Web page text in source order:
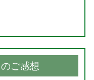
ご感想